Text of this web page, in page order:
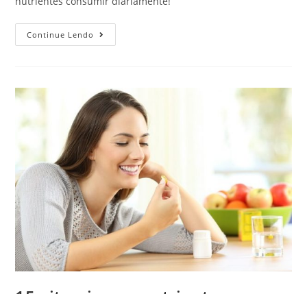
Continue Lendo